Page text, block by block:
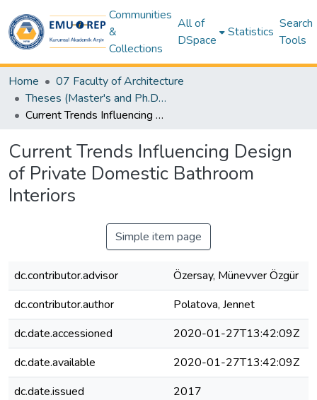
Communities
&
Collections
All of
DSpace
Statistics
Search
Tools
Home
07 Faculty of Architecture
Theses (Master's and Ph.D) – Architecture
Current Trends Influencing Design of Private Domestic Bathroom Interiors
Current Trends Influencing Design
of Private Domestic Bathroom
Interiors
Simple item page
dc.contributor.advisor
Özersay, Münevver Özgür
dc.contributor.author
Polatova, Jennet
dc.date.accessioned
2020-01-27T13:42:09Z
dc.date.available
2020-01-27T13:42:09Z
dc.date.issued
2017